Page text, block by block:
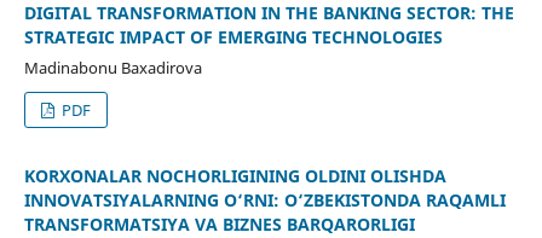
DIGITAL TRANSFORMATION IN THE BANKING SECTOR: THE
STRATEGIC IMPACT OF EMERGING TECHNOLOGIES
Madinabonu Baxadirova
PDF
KORXONALAR NOCHORLIGINING OLDINI OLISHDA
INNOVATSIYALARNING O‘RNI: O‘ZBEKISTONDA RAQAMLI
TRANSFORMATSIYA VA BIZNES BARQARORLIGI